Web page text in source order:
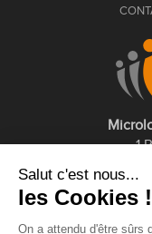
1
Salut c'est nous...
les Cookies !
On a attendu d'être sûrs